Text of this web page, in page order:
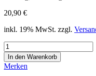
20,90 €
inkl. 19% MwSt. zzgl.
Merken